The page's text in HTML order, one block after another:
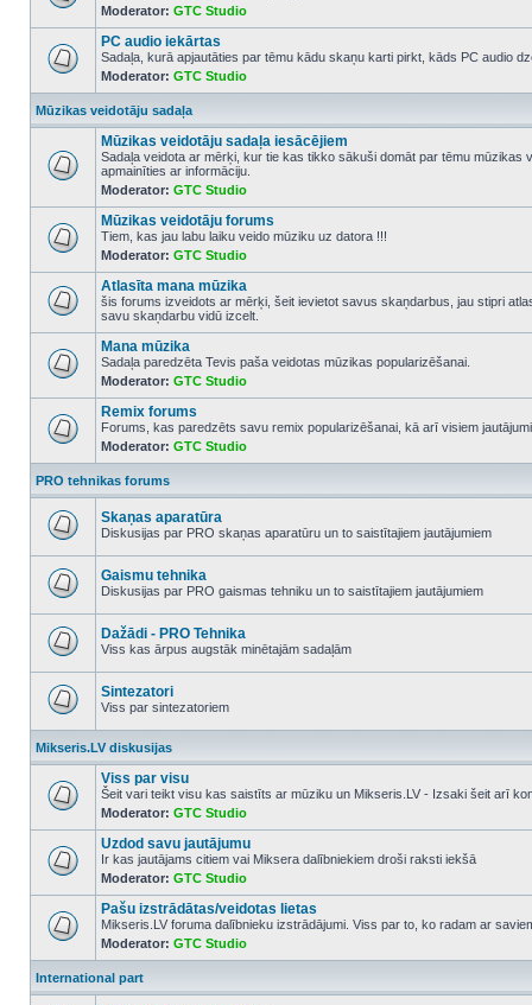
No
unread
posts
Moderator: GTC Studio
No
unread
posts
PC audio iekārtas
Sadaļa, kurā apjautāties par tēmu kādu skaņu karti pirkt, kāds PC audio
Moderator: GTC Studio
Mūzikas veidotāju sadaļa
No
posts
Mūzikas veidotāju sadaļa iesācējiem
Sadaļa veidota ar mērķi, kur tie kas tikko sākuši domāt par tēmu mūzikas
apmainīties ar informāciju.
Moderator: GTC Studio
No
unread
posts
Mūzikas veidotāju forums
Tiem, kas jau labu laiku veido mūziku uz datora !!!
Moderator: GTC Studio
No
unread
posts
Atlasīta mana mūzika
šis forums izveidots ar mērķi, šeit ievietot savus skaņdarbus, jau stipri
savu skaņdarbu vidū izcelt.
No
unread
posts
Mana mūzika
Sadaļa paredzēta Tevis paša veidotas mūzikas popularizēšanai.
Moderator: GTC Studio
No
unread
posts
Remix forums
Forums, kas paredzēts savu remix popularizēšanai, kā arī visiem
Moderator: GTC Studio
PRO tehnikas forums
unread
posts
Skaņas aparatūra
Diskusijas par PRO skaņas aparatūru un to saistītajiem jautājumiem
unread
posts
Gaismu tehnika
Diskusijas par PRO gaismas tehniku un to saistītajiem jautājumiem
unread
posts
Dažādi - PRO Tehnika
Viss kas ārpus augstāk minētajām sadaļām
unread
posts
Sintezatori
Viss par sintezatoriem
Mikseris.LV diskusijas
No
unread
posts
Viss par visu
Šeit vari teikt visu kas saistīts ar mūziku un Mikseris.LV - Izsaki šeit arī
Moderator: GTC Studio
No
unread
posts
Uzdod savu jautājumu
Ir kas jautājams citiem vai Miksera dalībniekiem droši raksti iekšā
Moderator: GTC Studio
No
unread
posts
Pašu izstrādātas/veidotas lietas
Mikseris.LV foruma dalībnieku izstrādājumi. Viss par to, ko radam ar
Moderator: GTC Studio
International part